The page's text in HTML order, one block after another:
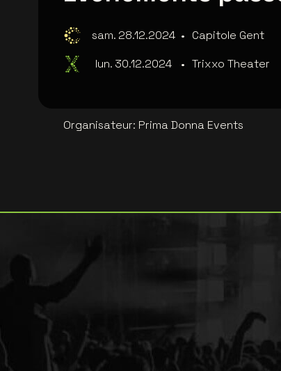
sam. 28.12.2024 • Capitole Gent
lun. 30.12.2024
• Trixxo Theater
Organisateur: Prima Donna Events